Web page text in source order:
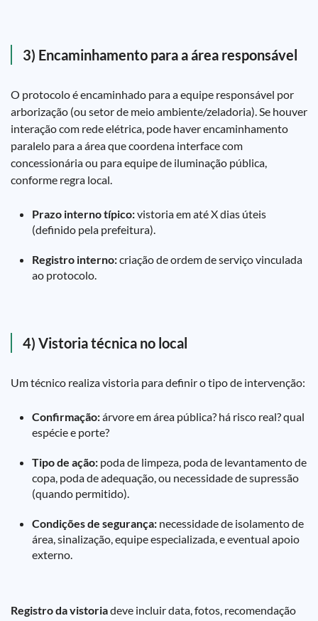
3) Encaminhamento para a área responsável
O protocolo é encaminhado para a equipe responsável por
arborização (ou setor de meio ambiente/zeladoria). Se houver
interação com rede elétrica, pode haver encaminhamento
paralelo para a área que coordena interface com
concessionária ou para equipe de iluminação pública,
conforme regra local.
Prazo interno típico:vistoria em até X dias úteis
(definido pela prefeitura).
Registro interno:criação de ordem de serviço vinculada
ao protocolo.
4) Vistoria técnica no local
Um técnico realiza vistoria para definir o tipo de intervenção:
Confirmação:árvore em área pública? há risco real? qual
espécie e porte?
Tipo de ação: poda de limpeza, poda de levantamento de
copa, poda de adequação, ou necessidade de supressão
(quando permitido).
Condições de segurança: necessidade de isolamento de
área, sinalização, equipe especializada, e eventual apoio
externo.
Registro da vistoriadeve incluir data, fotos, recomendação